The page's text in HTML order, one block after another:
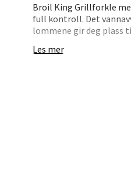
Broil King Grillforkle
full kontroll. Det
lommene gir deg plass
Forkleet har justerbare
Les mer